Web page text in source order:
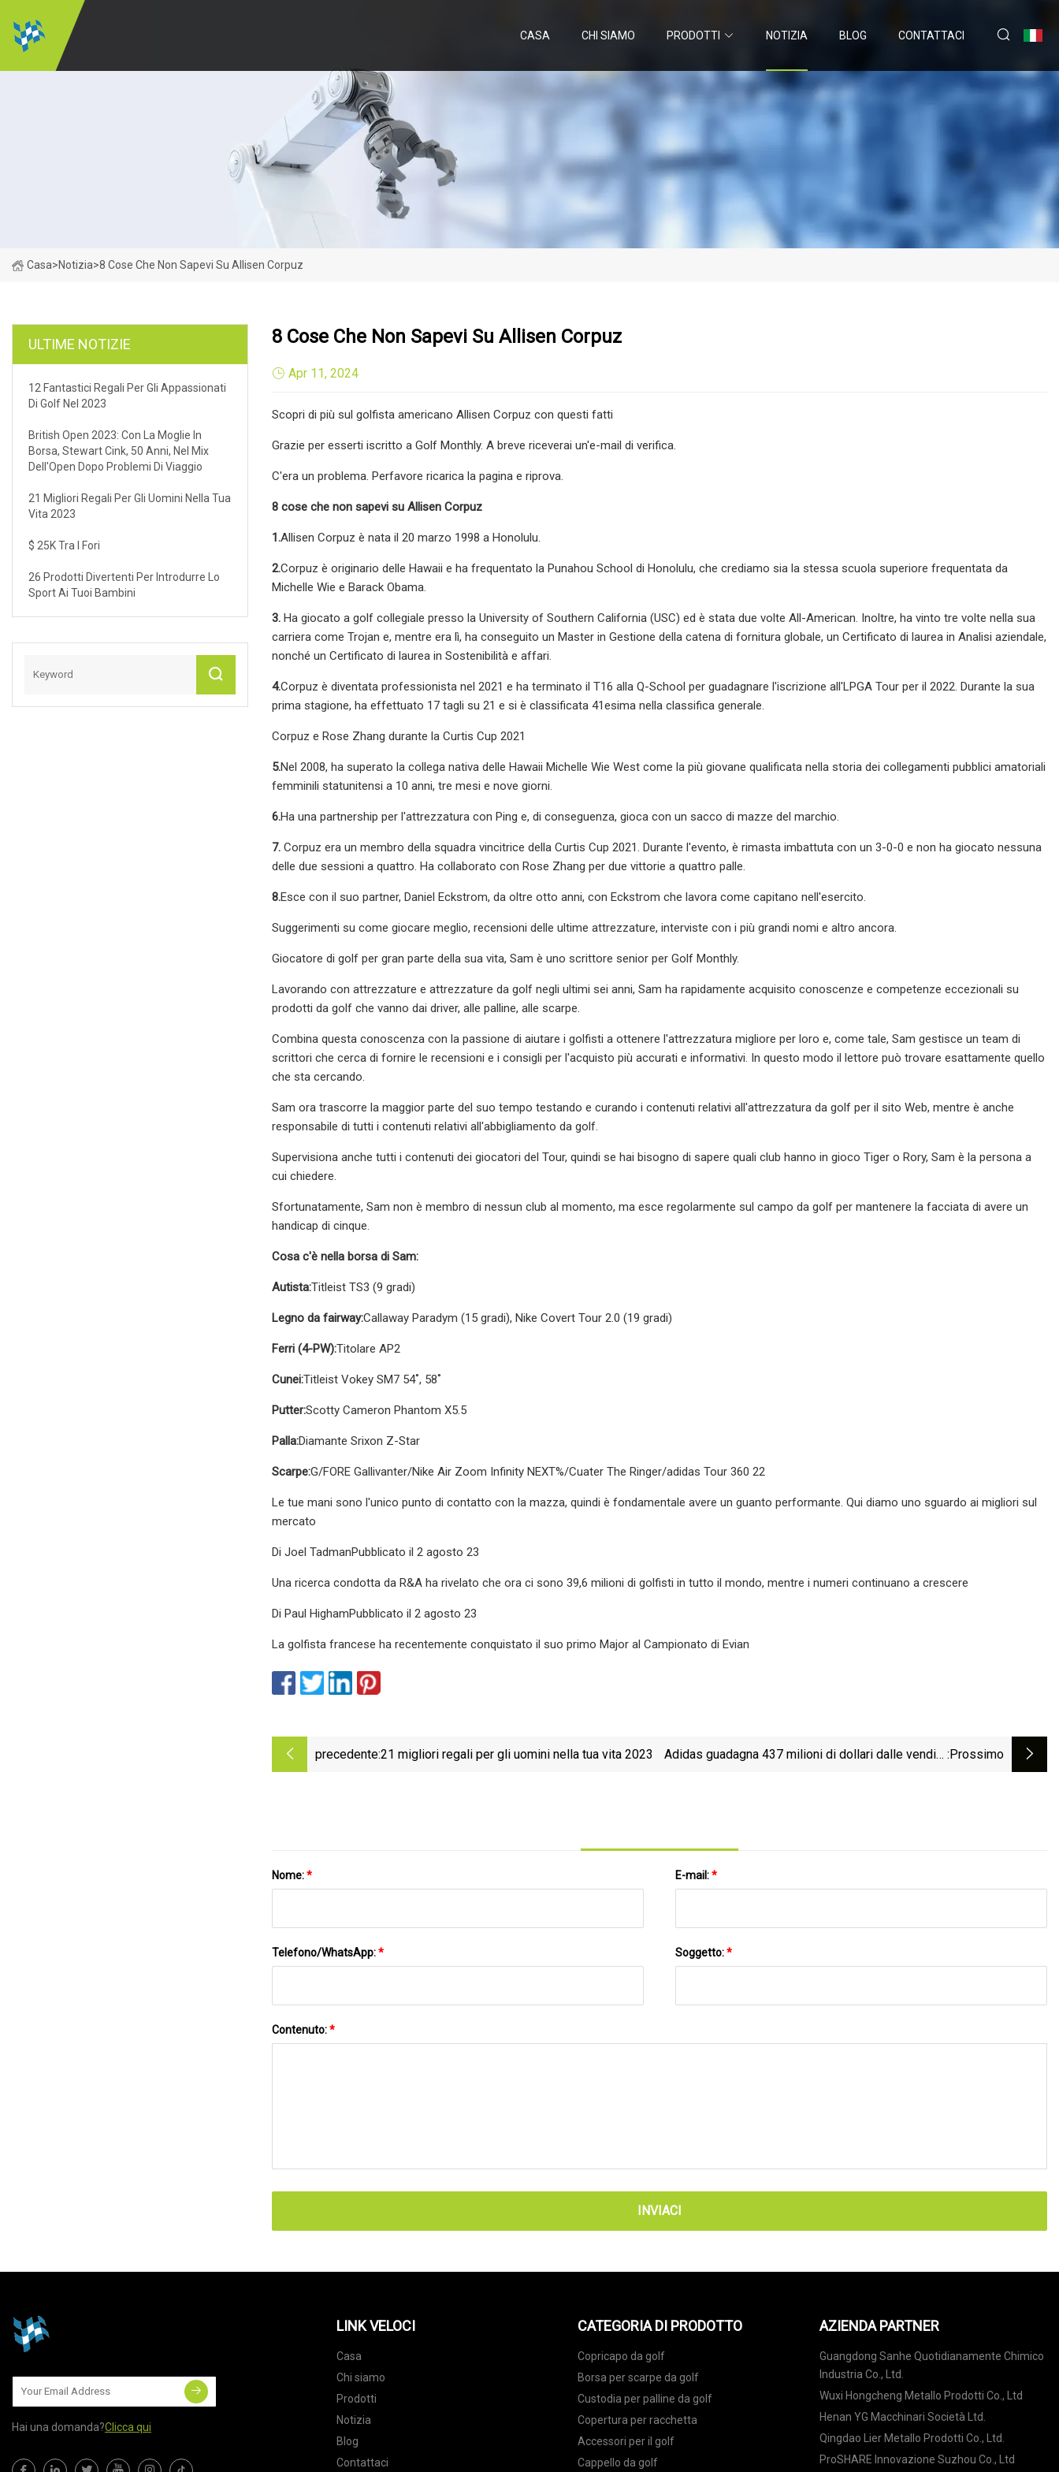
CASA CHI SIAMO PRODOTTI NOTIZIA BLOG CONTATTACI
Casa>Notizia>8 Cose Che Non Sapevi Su Allisen Corpuz
ULTIME NOTIZIE
12 Fantastici Regali Per Gli Appassionati
Di Golf Nel 2023
British Open 2023: Con La Moglie In
Borsa, Stewart Cink, 50 Anni, Nel Mix
Dell'Open Dopo Problemi Di Viaggio
21 Migliori Regali Per Gli Uomini Nella Tua
Vita 2023
$ 25K Tra I Fori
26 Prodotti Divertenti Per Introdurre Lo
Sport Ai Tuoi Bambini
8 Cose Che Non Sapevi Su Allisen Corpuz
Apr 11, 2024
Scopri di più sul golfista americano Allisen Corpuz con questi fatti
Grazie per esserti iscritto a Golf Monthly. A breve riceverai un'e-mail di verifica.
C'era un problema. Perfavore ricarica la pagina e riprova.
8 cose che non sapevi su Allisen Corpuz
1.Allisen Corpuz è nata il 20 marzo 1998 a Honolulu.
2.Corpuz è originario delle Hawaii e ha frequentato la Punahou School di Honolulu, che crediamo sia la stessa scuola superiore frequentata da
Michelle Wie e Barack Obama.
3. Ha giocato a golf collegiale presso la University of Southern California (USC) ed è stata due volte All-American. Inoltre, ha vinto tre volte nella sua
carriera come Trojan e, mentre era lì, ha conseguito un Master in Gestione della catena di fornitura globale, un Certificato di laurea in Analisi aziendale,
nonché un Certificato di laurea in Sostenibilità e affari.
4.Corpuz è diventata professionista nel 2021 e ha terminato il T16 alla Q-School per guadagnare l'iscrizione all'LPGA Tour per il 2022. Durante la sua
prima stagione, ha effettuato 17 tagli su 21 e si è classificata 41esima nella classifica generale.
Corpuz e Rose Zhang durante la Curtis Cup 2021
5.Nel 2008, ha superato la collega nativa delle Hawaii Michelle Wie West come la più giovane qualificata nella storia dei collegamenti pubblici amatoriali
femminili statunitensi a 10 anni, tre mesi e nove giorni.
6.Ha una partnership per l'attrezzatura con Ping e, di conseguenza, gioca con un sacco di mazze del marchio.
7. Corpuz era un membro della squadra vincitrice della Curtis Cup 2021. Durante l'evento, è rimasta imbattuta con un 3-0-0 e non ha giocato nessuna
delle due sessioni a quattro. Ha collaborato con Rose Zhang per due vittorie a quattro palle.
8.Esce con il suo partner, Daniel Eckstrom, da oltre otto anni, con Eckstrom che lavora come capitano nell'esercito.
Suggerimenti su come giocare meglio, recensioni delle ultime attrezzature, interviste con i più grandi nomi e altro ancora.
Giocatore di golf per gran parte della sua vita, Sam è uno scrittore senior per Golf Monthly.
Lavorando con attrezzature e attrezzature da golf negli ultimi sei anni, Sam ha rapidamente acquisito conoscenze e competenze eccezionali su
prodotti da golf che vanno dai driver, alle palline, alle scarpe.
Combina questa conoscenza con la passione di aiutare i golfisti a ottenere l'attrezzatura migliore per loro e, come tale, Sam gestisce un team di
scrittori che cerca di fornire le recensioni e i consigli per l'acquisto più accurati e informativi. In questo modo il lettore può trovare esattamente quello
che sta cercando.
Sam ora trascorre la maggior parte del suo tempo testando e curando i contenuti relativi all'attrezzatura da golf per il sito Web, mentre è anche
responsabile di tutti i contenuti relativi all'abbigliamento da golf.
Supervisiona anche tutti i contenuti dei giocatori del Tour, quindi se hai bisogno di sapere quali club hanno in gioco Tiger o Rory, Sam è la persona a
cui chiedere.
Sfortunatamente, Sam non è membro di nessun club al momento, ma esce regolarmente sul campo da golf per mantenere la facciata di avere un
handicap di cinque.
Cosa c'è nella borsa di Sam:
Autista:Titleist TS3 (9 gradi)
Legno da fairway:Callaway Paradym (15 gradi), Nike Covert Tour 2.0 (19 gradi)
Ferri (4-PW):Titolare AP2
Cunei:Titleist Vokey SM7 54˚, 58˚
Putter:Scotty Cameron Phantom X5.5
Palla:Diamante Srixon Z-Star
Scarpe:G/FORE Gallivanter/Nike Air Zoom Infinity NEXT%/Cuater The Ringer/adidas Tour 360 22
Le tue mani sono l'unico punto di contatto con la mazza, quindi è fondamentale avere un guanto performante. Qui diamo uno sguardo ai migliori sul
mercato
Di Joel TadmanPubblicato il 2 agosto 23
Una ricerca condotta da R&A ha rivelato che ora ci sono 39,6 milioni di golfisti in tutto il mondo, mentre i numeri continuano a crescere
Di Paul HighamPubblicato il 2 agosto 23
La golfista francese ha recentemente conquistato il suo primo Major al Campionato di Evian
precedente:21 migliori regali per gli uomini nella tua vita 2023
Adidas guadagna 437 milioni di dollari dalle vendite :Prossimo
Nome:* E-mail:*
Telefono/WhatsApp:* Soggetto:*
Contenuto:*
INVIACI
Hai una domanda?Clicca qui
LINK VELOCI
Casa
Chi siamo
Prodotti
Notizia
Blog
Contattaci
CATEGORIA DI PRODOTTO
Copricapo da golf
Borsa per scarpe da golf
Custodia per palline da golf
Copertura per racchetta
Accessori per il golf
Cappello da golf
AZIENDA PARTNER
Guangdong Sanhe Quotidianamente Chimico
Industria Co., Ltd.
Wuxi Hongcheng Metallo Prodotti Co., Ltd
Henan YG Macchinari Società Ltd.
Qingdao Lier Metallo Prodotti Co., Ltd.
ProSHARE Innovazione Suzhou Co., Ltd